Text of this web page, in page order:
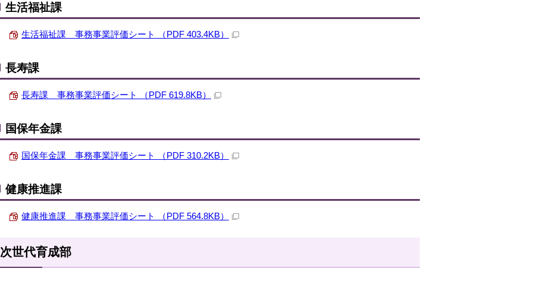
生活福祉課
生活福祉課 事務事業評価シート （PDF 403.4KB）
長寿課
長寿課 事務事業評価シート （PDF 619.8KB）
国保年金課
国保年金課 事務事業評価シート （PDF 310.2KB）
健康推進課
健康推進課 事務事業評価シート （PDF 564.8KB）
次世代育成部